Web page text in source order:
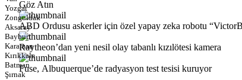
Yozgat
Zonguldak
Aksaray
Bayburt
Karaman
Kırıkkale
Batman
Şırnak
Göz Atın
ABD Ordusu askerler için özel yapay zeka robotu
Raytheon’dan yeni nesil olay tabanlı kızılötesi kamera
Fuse, Albuquerque’de radyasyon test tesisi kuruyor